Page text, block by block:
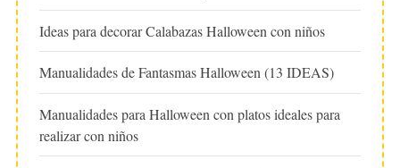
Ideas para decorar Calabazas Halloween con niños
Manualidades de Fantasmas Halloween (13 IDEAS)
Manualidades para Halloween con platos ideales para
realizar con niños